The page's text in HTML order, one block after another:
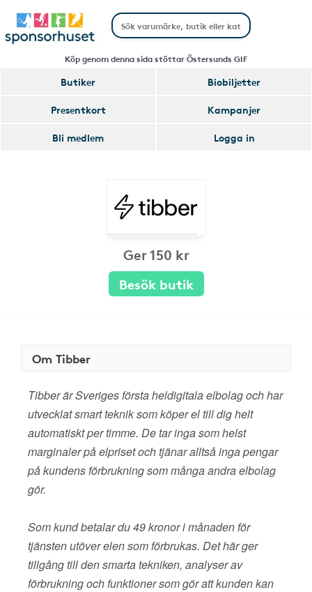
Köp genom denna sida stöttar Östersunds GIF
Butiker
Biobiljetter
Presentkort
Kampanjer
Bli medlem
Logga in
Ger 150 kr
Besök butik
Om Tibber
Tibber är Sveriges första heldigitala elbolag och har
utvecklat smart teknik som köper el till dig helt
automatiskt per timme. De tar inga som helst
marginaler på elpriset och tjänar alltså inga pengar
på kundens förbrukning som många andra elbolag
gör.
Som kund betalar du 49 kronor i månaden för
tjänsten utöver elen som förbrukas. Det här ger
tillgång till den smarta tekniken, analyser av
förbrukning och funktioner som gör att kunden kan